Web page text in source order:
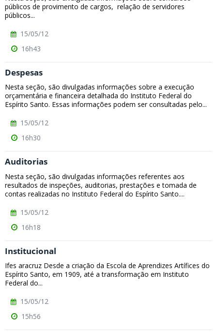
públicos de provimento de cargos, relação de servidores
públicos...
15/05/12
16h43
Despesas
Nesta seção, são divulgadas informações sobre a execução
orçamentária e financeira detalhada do Instituto Federal do
Espírito Santo. Essas informações podem ser consultadas pelo...
15/05/12
16h30
Auditorias
Nesta seção, são divulgadas informações referentes aos
resultados de inspeções, auditorias, prestações e tomada de
contas realizadas no Instituto Federal do Espírito Santo....
15/05/12
16h18
Institucional
Ifes aracruz Desde a criação da Escola de Aprendizes Artífices do
Espírito Santo, em 1909, até a transformação em Instituto
Federal do...
15/05/12
15h56